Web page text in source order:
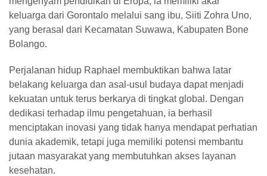
keluarga dari Gorontalo melalui sang ibu, Siiti Zohra Uno,
yang berasal dari Kecamatan Suwawa, Kabupaten Bone
Bolango.
Perjalanan hidup Raphael membuktikan bahwa latar
belakang keluarga dan asal-usul budaya dapat menjadi
kekuatan untuk terus berkarya di tingkat global. Dengan
dedikasi terhadap ilmu pengetahuan, ia berhasil
menciptakan inovasi yang tidak hanya mendapat perhatian
dunia akademik, tetapi juga memiliki potensi membantu
jutaan masyarakat yang membutuhkan akses layanan
kesehatan.